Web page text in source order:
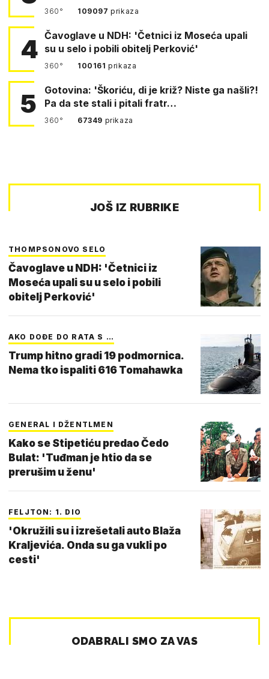
360° 109097prikaza
4 Čavoglave u NDH: 'Četnici iz Moseća upali
su u selo i pobili obitelj Perković'
360° 100161prikaza
5
Gotovina: 'Škoriću, di je križ? Niste ga našli?!
Pa da ste stali i pitali fratr…
360° 67349 prikaza
JOŠ IZ RUBRIKE
THOMPSONOVO SELO
Čavoglave u NDH: 'Četnici iz
Moseća upali su u selo i pobili
obitelj Perković'
AKO DOĐE DO RATA S …
Trump hitno gradi 19 podmornica.
Nema tko ispaliti 616 Tomahawka
GENERAL I DŽENTLMEN
Kako se Stipetiću predao Čedo
Bulat: 'Tuđman je htio da se
prerušim u ženu'
FELJTON: 1. DIO
'Okružili su i izrešetali auto Blaža
Kraljevića. Onda su ga vukli po
cesti'